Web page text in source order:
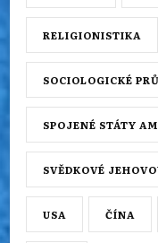
RELIGIONISTIKA
SOCIOLOGICKÉ
SPOJENÉ STÁTY
SVĚDKOVÉ
USA ČÍNA